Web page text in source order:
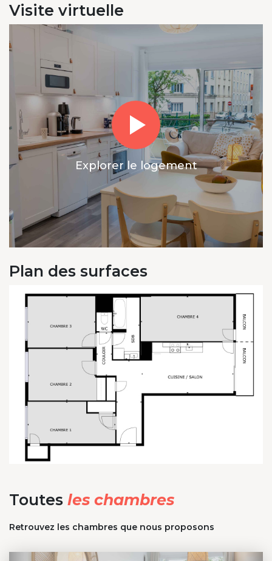
Visite virtuelle
Explorer le logement
Plan des surfaces
Toutes les chambres
Retrouvez les chambres que nous proposons